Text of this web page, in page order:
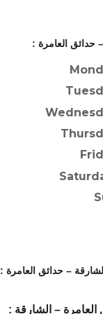
حدائق العامرة :
– حدائق العامرة :
العامرة – الشارقة :